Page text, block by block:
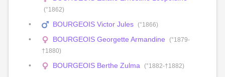
(°1862)
BOURGEOIS Victor Jules (°1866)
BOURGEOIS Georgette Armandine
(°1879-
†1880)
BOURGEOIS Berthe Zulma (°1882-†1882)